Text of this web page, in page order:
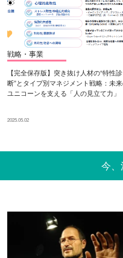
戦略・事業
【完全保存版】突き抜け人材の“特性診
断”とタイプ別マネジメント戦略：未
ユニコーンを支える「人の見立て力」
2025.05.02
今